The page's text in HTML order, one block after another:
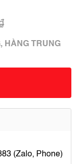
HÀNG TRUNG
(Zalo, Phone)